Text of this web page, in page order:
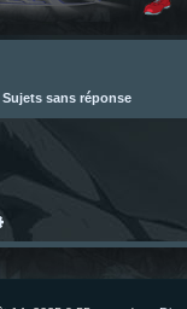
Sujets sans réponse
Recherche avancée